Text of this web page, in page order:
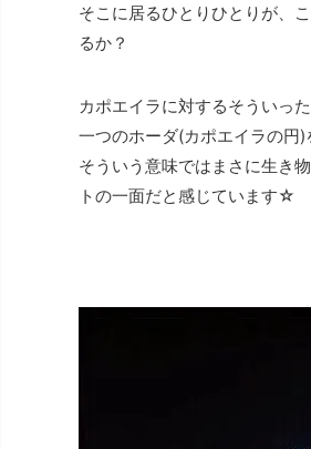
そこに居るひとりひとりが、
るか？
カポエイラに対するそういっ
一つのホーダ(カポエイラの円)
そういう意味ではまさに生き
トの一面だと感じています☆